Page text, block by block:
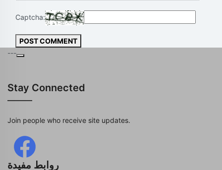
Captcha:
POST COMMENT
---
Stay Connected
Join people who receive site updates.
روابط مفيدة